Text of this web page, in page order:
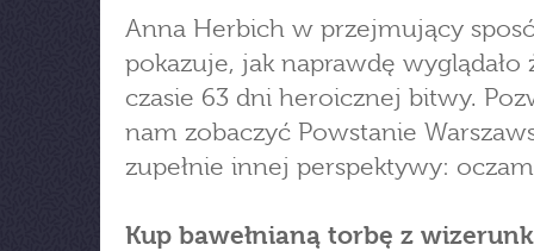
Anna Herbich w przejmujący
pokazuje, jak naprawdę wyglądało
czasie 63 dni heroicznej bitwy.
nam zobaczyć Powstanie
zupełnie innej perspektywy:
Kup bawełnianą torbę z